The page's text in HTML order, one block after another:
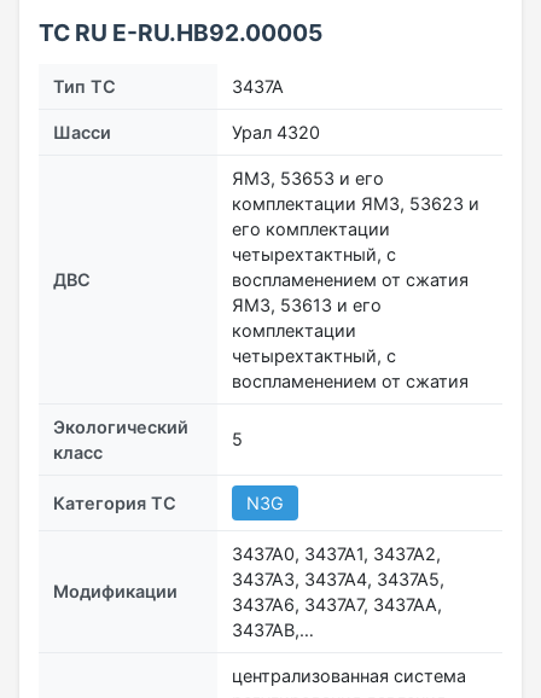
ТС RU Е-RU.НВ92.00005
Тип ТС 3437А
Шасси Урал 4320
ДВС
ЯМЗ, 53653 и его
комплектации ЯМЗ, 53623 и
его комплектации
четырехтактный, с
воспламенением от сжатия
ЯМЗ, 53613 и его
комплектации
четырехтактный, с
воспламенением от сжатия
Экологический
класс
5
Категория ТС N3G
Модификации
3437A0, 3437A1, 3437A2,
3437A3, 3437A4, 3437A5,
3437A6, 3437A7, 3437AA,
3437AB,…
централизованная система